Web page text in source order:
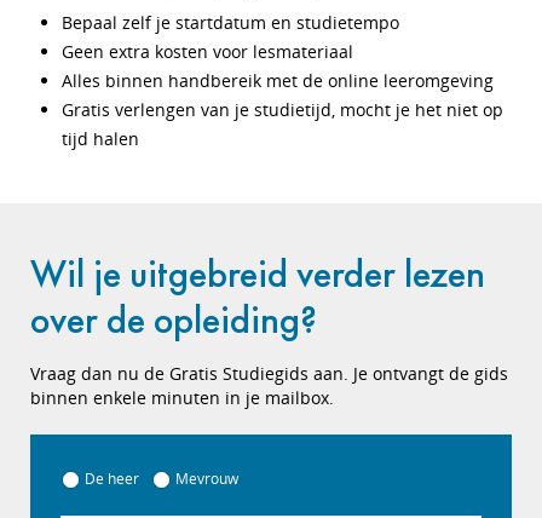
Bepaal zelf je startdatum en studietempo
Geen extra kosten voor lesmateriaal
Alles binnen handbereik met de online leeromgeving
Gratis verlengen van je studietijd, mocht je het niet op
tijd halen
Wil je uitgebreid verder lezen
over de opleiding?
Vraag dan nu de Gratis Studiegids aan. Je ontvangt de gids
binnen enkele minuten in je mailbox.
De heer Mevrouw